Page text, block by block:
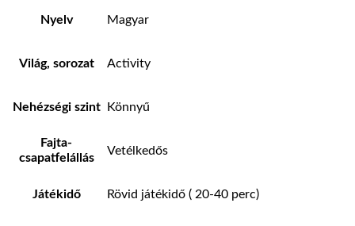
Nyelv Magyar
Világ, sorozat Activity
Nehézségi szint Könnyű
Fajta-
csapatfelállás
Vetélkedős
Játékidő Rövid játékidő ( 20-40 perc)